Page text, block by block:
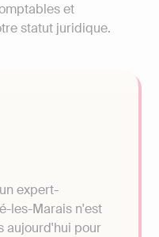
et
statut juridique.
expert-
les-Marais n'est
aujourd'hui pour